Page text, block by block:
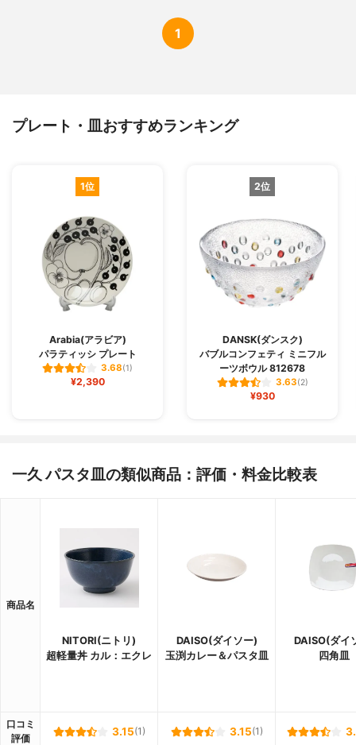
1
プレート・皿おすすめランキング
1位
Arabia(アラビア)
パラティッシ プレート
3.68(1)
¥2,390
2位
DANSK(ダンスク)
バブルコンフェティ ミニフル
ーツボウル 812678
3.63(2)
¥930
一久 パスタ皿の類似商品：評価・料金比較表
商品名
NITORI(ニトリ)
超軽量丼 カル：エクレ
DAISO(ダイソー)
玉渕カレー＆パスタ皿
DAISO(ダイ
四角皿
口コミ
評価
3.15(1) 3.15(1)